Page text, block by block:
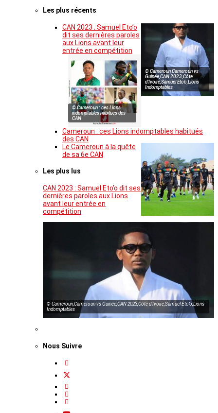
Les plus récents
© Cameroun,Cameroun vs
Guinée,CAN 2023,Côte
d’Ivoire,Samuel Eto’o,Lions
Indomptables
CAN 2023 : Samuel Eto’o
dit ses dernières paroles
aux Lions avant leur
entrée en compétition
© Cameroun : ces Lions
indomptables habitués des
CAN
Cameroun : ces Lions indomptables habitués
des CAN
Le Cameroun à la quête
de sa 6e CAN
Les plus lus
CAN 2023 : Samuel Eto’o dit ses
dernières paroles aux Lions
avant leur entrée en
compétition
© Cameroun,Cameroun vs Guinée,CAN 2023,Côte d’Ivoire,Samuel Eto’o,Lions
Indomptables
Nous Suivre